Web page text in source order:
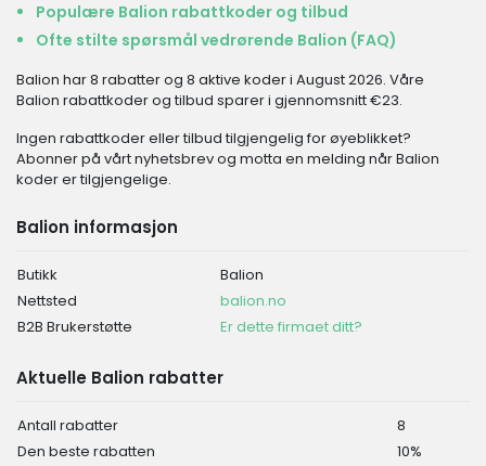
Populære Balion rabattkoder og tilbud
Ofte stilte spørsmål vedrørende Balion (FAQ)
Balion har 8 rabatter og 8 aktive koder i August 2026. Våre
Balion rabattkoder og tilbud sparer i gjennomsnitt €23.
Ingen rabattkoder eller tilbud tilgjengelig for øyeblikket?
Abonner på vårt nyhetsbrev og motta en melding når Balion
koder er tilgjengelige.
Balion informasjon
Butikk
Balion
Nettsted
balion.no
B2B Brukerstøtte
Er dette firmaet ditt?
Aktuelle Balion rabatter
Antall rabatter
8
Den beste rabatten
10%